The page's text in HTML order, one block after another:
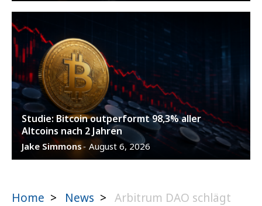
Studie: Bitcoin outperformt 98,3% aller
Altcoins nach 2 Jahren
Jake Simmons- August 6, 2026
Home > News > Arbitrum DAO schlägt